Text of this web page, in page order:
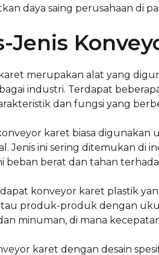
daya saing perusahaan di
Jenis
merupakan alat yang
industri. Terdapat
dan fungsi yang
karet biasa
Jenis ini sering ditemukan di
beban berat dan tahan
konveyor karet plastik
produk-produk dengan
minuman, di mana
karet dengan desain